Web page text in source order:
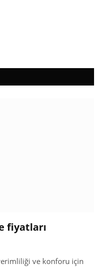
fiyatları
ve konforu için